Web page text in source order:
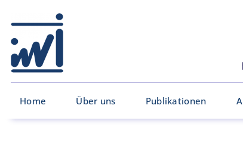
Home Über uns Publikationen